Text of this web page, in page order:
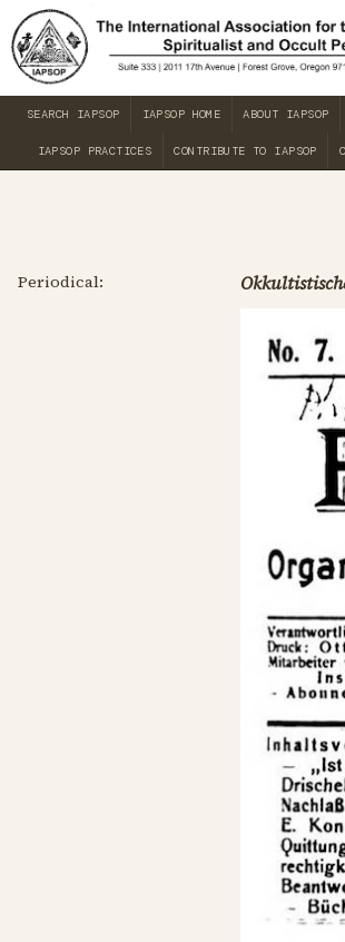
SEARCH IAPSOP IAPSOP HOME ABOUT IAPSOP
IAPSOP PRACTICES CONTRIBUTE TO IAPSOP
Periodical: